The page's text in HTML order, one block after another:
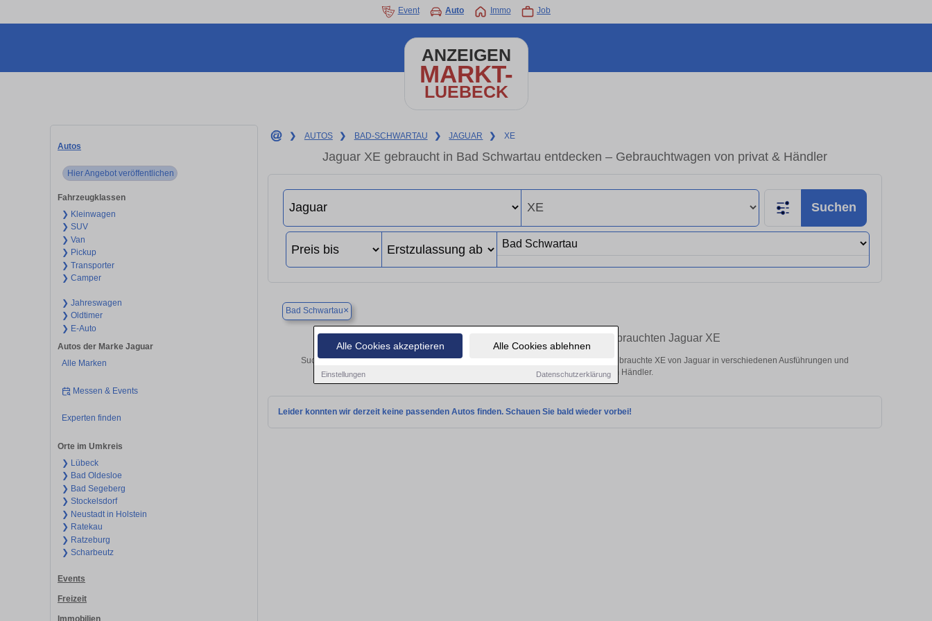
Alle Cookies akzeptieren Alle Cookies ablehnen
Einstellungen Datenschutzerklärung
Event Auto Immo Job
ANZEIGEN
MARKT-
LUEBECK
Autos
Hier Angebot veröffentlichen
Fahrzeugklassen
❯ Kleinwagen
❯ SUV
❯ Van
❯ Pickup
❯ Transporter
❯ Camper
❯ Jahreswagen
❯ Oldtimer
❯ E-Auto
Autos der Marke Jaguar
Alle Marken
Messen & Events
Experten finden
Orte im Umkreis
❯ Lübeck
❯ Bad Oldesloe
❯ Bad Segeberg
❯ Stockelsdorf
❯ Neustadt in Holstein
❯ Ratekau
❯ Ratzeburg
❯ Scharbeutz
Events
Freizeit
Immobilien
❯ AUTOS ❯ BAD-SCHWARTAU ❯ JAGUAR ❯ XE
Jaguar XE gebraucht in Bad Schwartau entdecken – Gebrauchtwagen von privat & Händler
Suchen
Bad Schwartau×
Finden Sie in Bad Schwartau Ihren gebrauchten Jaguar XE
Suchen Sie in Bad Schwartau einen Jaguar XE Gebrauchtwagen? Entdecken Sie gebrauchte XE von Jaguar in verschiedenen Ausführungen und
Preisklassen von privat und vom Händler.
Leider konnten wir derzeit keine passenden Autos finden. Schauen Sie bald wieder vorbei!